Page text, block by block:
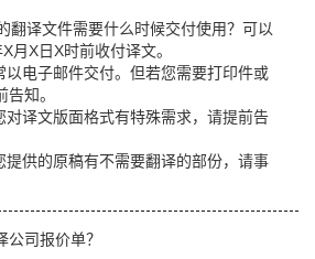
翻译文件需要什么时候交付使用？可以
月X日X时前收付译文。
电子邮件交付。但若您需要打印件或
知。
译文版面格式有特殊需求，请提前告
供的原稿有不需要翻译的部份，请事
司报价单？